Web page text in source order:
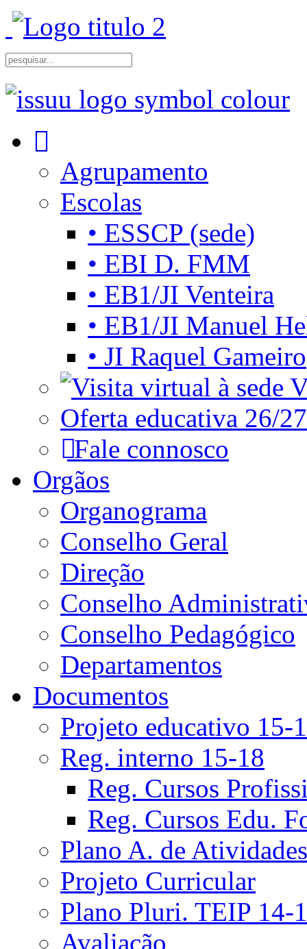
Agrupamento
Escolas
• ESSCP (sede)
• EBI D. FMM
• EB1/JI Venteira
• EB1/JI Manuel
• JI Raquel Gameiro
Oferta educativa 26/27
Fale connosco
Orgãos
Organograma
Conselho Geral
Direção
Conselho
Conselho Pedagógico
Departamentos
Documentos
Projeto educativo 15-
Reg. interno 15-18
Reg. Cursos
Reg. Cursos Edu.
Plano A. de Atividades
Projeto Curricular
Plano Pluri. TEIP 14-
Avaliação